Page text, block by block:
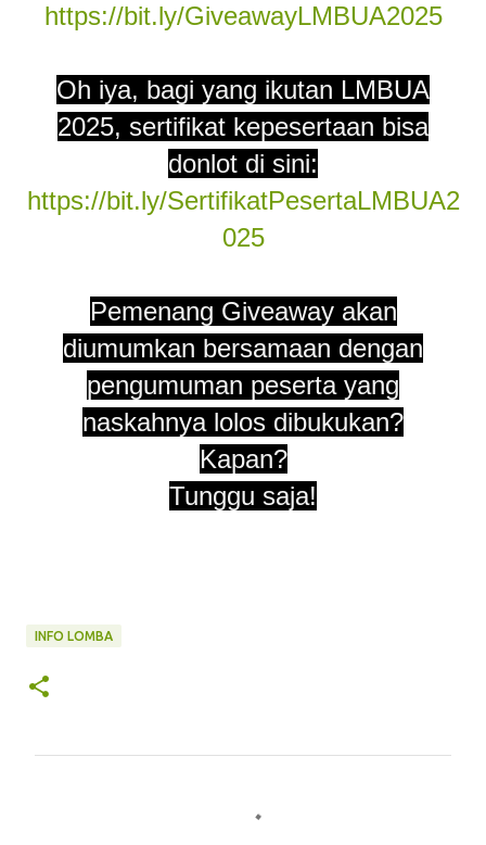
https://bit.ly/GiveawayLMBUA2025
Oh iya, bagi yang ikutan LMBUA
2025, sertifikat kepesertaan bisa
donlot di sini:
https://bit.ly/SertifikatPesertaLMBUA2
025
Pemenang Giveaway akan
diumumkan bersamaan dengan
pengumuman peserta yang
naskahnya lolos dibukukan?
Kapan?
Tunggu saja!
INFO LOMBA